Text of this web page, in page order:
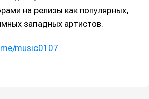
на релизы как популярных,
западных артистов.
music0107